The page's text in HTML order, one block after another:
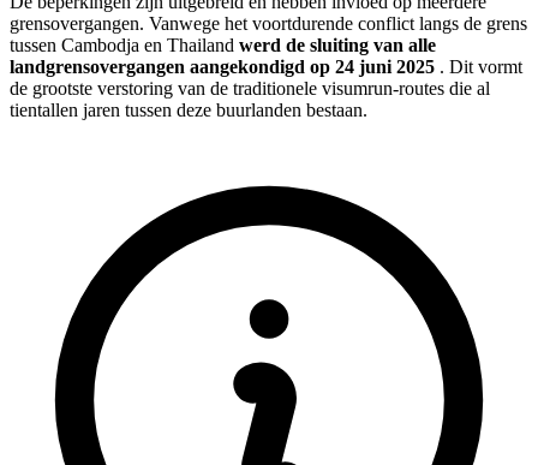
grensovergangen. Vanwege het voortdurende conflict langs de grens
tussen Cambodja en Thailand werd de sluiting van alle
landgrensovergangen aangekondigd op 24 juni 2025 . Dit vormt
de grootste verstoring van de traditionele visumrun-routes die al
tientallen jaren tussen deze buurlanden bestaan.